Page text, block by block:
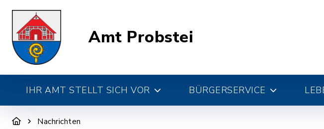
Amt Probstei
IHR AMT STELLT SICH VOR BÜRGERSERVICE
Nachrichten